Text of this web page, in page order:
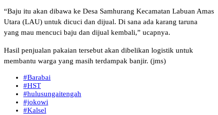
“Baju itu akan dibawa ke Desa Samhurang Kecamatan Labuan Amas
Utara (LAU) untuk dicuci dan dijual. Di sana ada karang taruna
yang mau mencuci baju dan dijual kembali,” ucapnya.
Hasil penjualan pakaian tersebut akan dibelikan logistik untuk
membantu warga yang masih terdampak banjir. (jms)
#Barabai
#HST
#hulusungaitengah
#jokowi
#Kalsel